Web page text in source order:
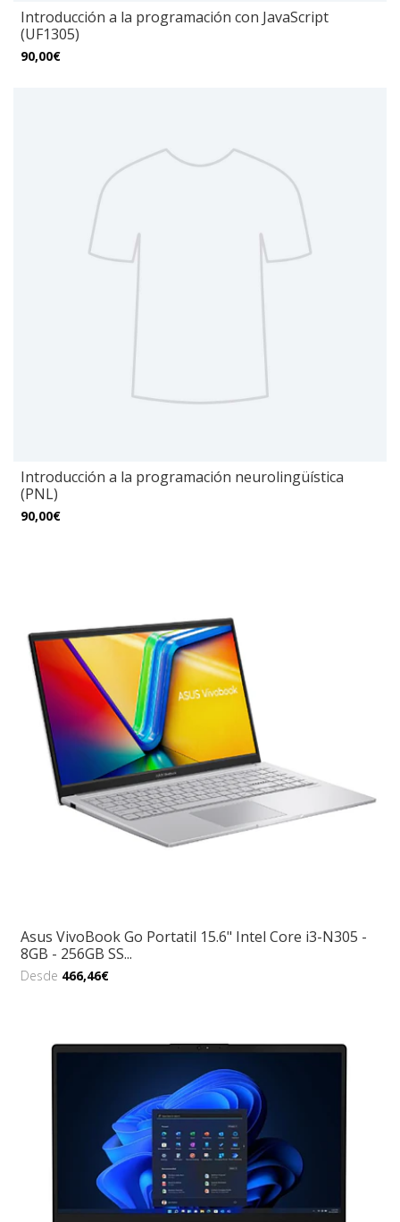
Introducción a la programación con JavaScript
(UF1305)
90,00€
Introducción a la programación neurolingüística
(PNL)
90,00€
Asus VivoBook Go Portatil 15.6" Intel Core i3-N305 -
8GB - 256GB SS...
Desde 466,46€